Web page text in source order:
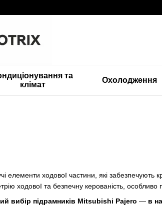
та
клімат
Охолодження
елементи ходової частини, які забезпечують
ходової та безпечну керованість, особливо
вибір підрамників Mitsubishi Pajero — в